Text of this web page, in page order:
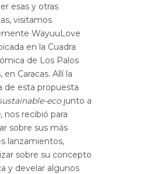
esas y otras
visitamos
WayuuLove
en la Cuadra
de Los Palos
en Caracas. Allí la
de esta propuesta
ecojunto a
, nos recibió para
sobre sus más
lanzamientos,
sobre su concepto
y develar algunos